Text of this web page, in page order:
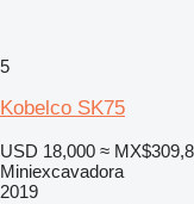
5
Kobelco SK75
USD 18,000 ≈
Miniexcavadora
2019